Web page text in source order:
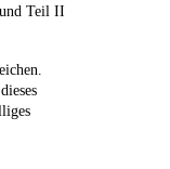
Teil II